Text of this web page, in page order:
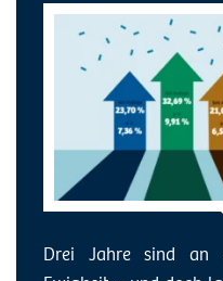
Drei Jahre sind an